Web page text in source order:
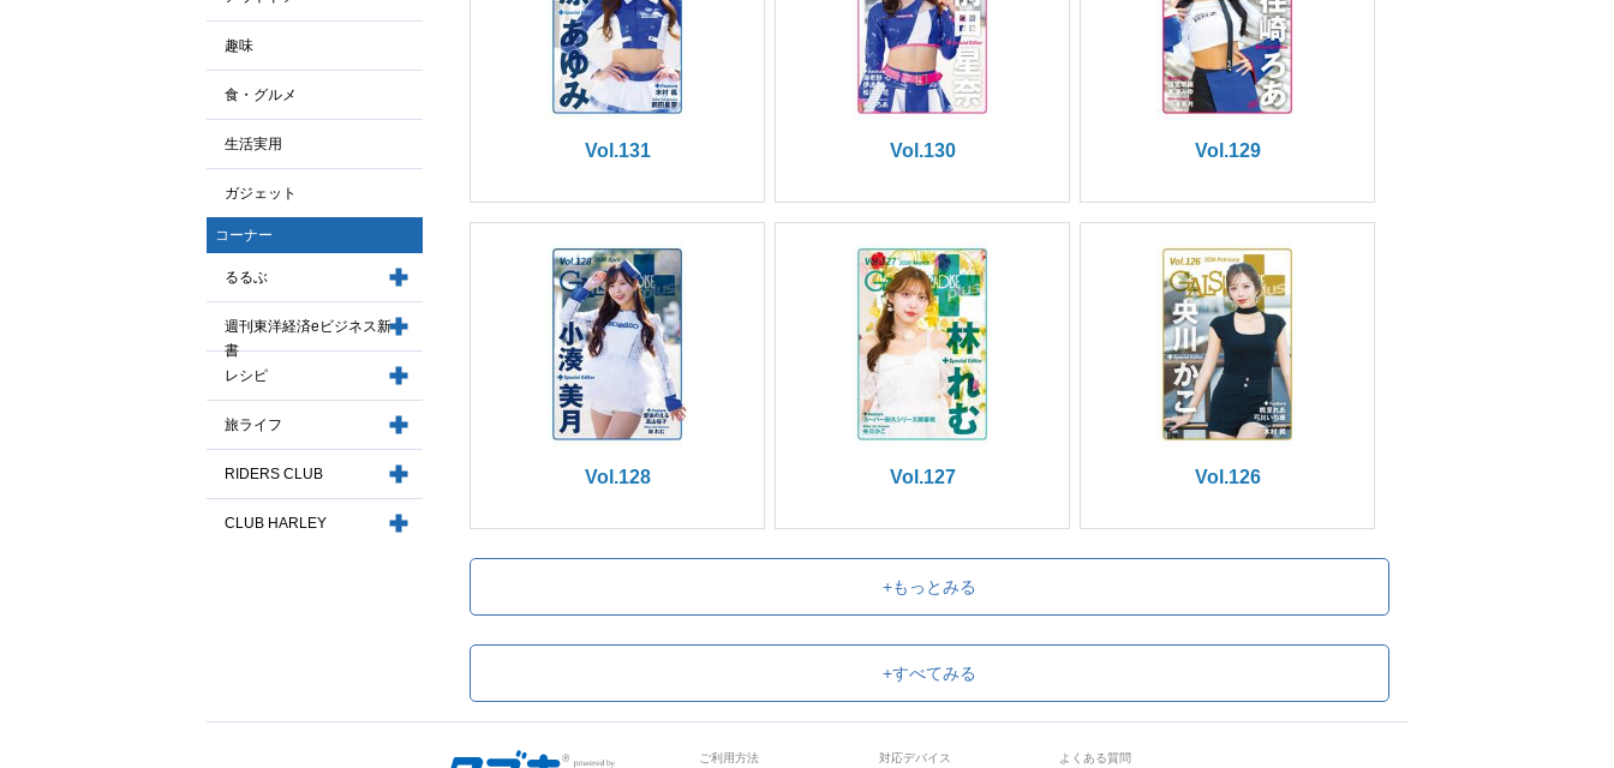
趣味
食・グルメ
生活実用
ガジェット
コーナー
るるぶ
週刊東洋経済eビジネス新
書
レシピ
旅ライフ
RIDERS CLUB
CLUB HARLEY
Vol.131 Vol.130 Vol.129
Vol.128 Vol.127 Vol.126
+もっとみる
+すべてみる
ご利用方法 対応デバイス よくある質問